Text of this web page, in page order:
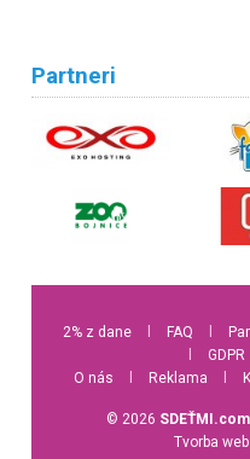
Partneri
2% z dane FAQ
GDPR
O nás
Reklama
© 2026 SDEŤMI.com
Tvorba